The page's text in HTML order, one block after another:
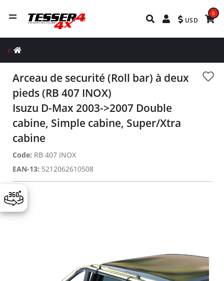
USD
0
Arceau de securité (Roll bar) à deux
pieds (RB 407 INOX)
Isuzu D-Max 2003->2007 Double
cabine, Simple cabine, Super/Xtra
cabine
Code: RB 407 INOX
EAN-13: 5212062610508